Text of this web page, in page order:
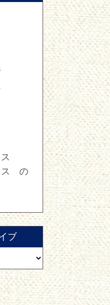
ス の
ブ